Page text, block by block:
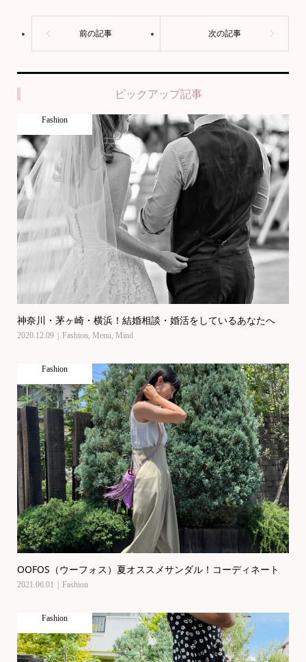
ピックアップ記事
Fashion
神奈川・茅ヶ崎・横浜！結婚相談・婚活をしているあなたへ
2020.12.09 Fashion Menu Mind
Fashion
OOFOS（ウーフォス）夏オススメサンダル！コーディネート
2021.06.01 Fashion
Fashion